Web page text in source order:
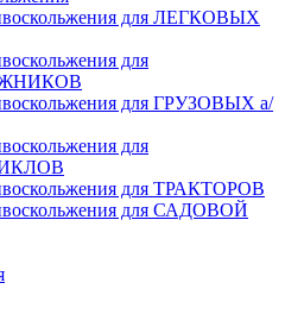
для ЛЕГКОВЫХ
для
для ГРУЗОВЫХ а/
для
для ТРАКТОРОВ
для САДОВОЙ